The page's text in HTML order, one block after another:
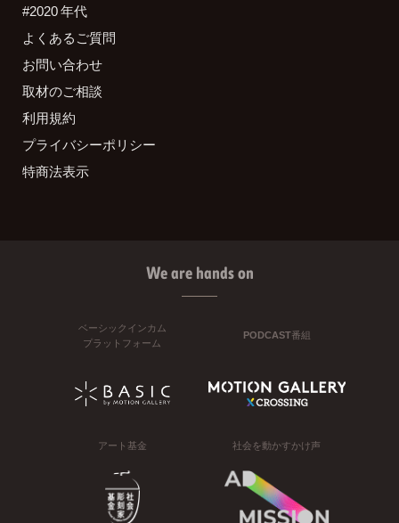
#2020 年代
よくあるご質問
お問い合わせ
取材のご相談
利用規約
プライバシーポリシー
特商法表示
We are hands on
ベーシックインカム
プラットフォーム
PODCAST番組
アート基金 社会を動かすかけ声